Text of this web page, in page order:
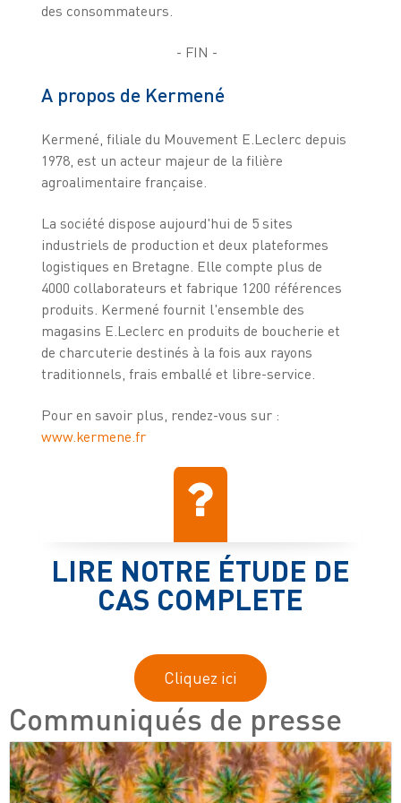
des consommateurs.
- FIN -
A propos de Kermené
Kermené, filiale du Mouvement E.Leclerc depuis
1978, est un acteur majeur de la filière
agroalimentaire française.
La société dispose aujourd'hui de 5 sites
industriels de production et deux plateformes
logistiques en Bretagne. Elle compte plus de
4000 collaborateurs et fabrique 1200 références
produits. Kermené fournit l'ensemble des
magasins E.Leclerc en produits de boucherie et
de charcuterie destinés à la fois aux rayons
traditionnels, frais emballé et libre-service.
Pour en savoir plus, rendez-vous sur :
www.kermene.fr
LIRE NOTRE ÉTUDE DE
CAS COMPLETE
Cliquez ici
Communiqués de presse